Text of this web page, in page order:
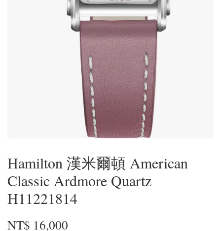
Hamilton 漢米爾頓 American
Classic Ardmore Quartz
H11221814
NT$ 16,000